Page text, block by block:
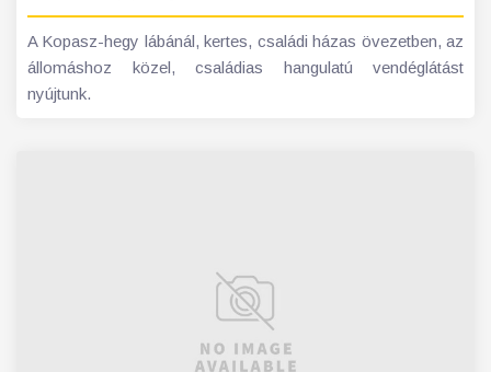
A Kopasz-hegy lábánál, kertes, családi házas övezetben, az
állomáshoz közel, családias hangulatú vendéglátást
nyújtunk.